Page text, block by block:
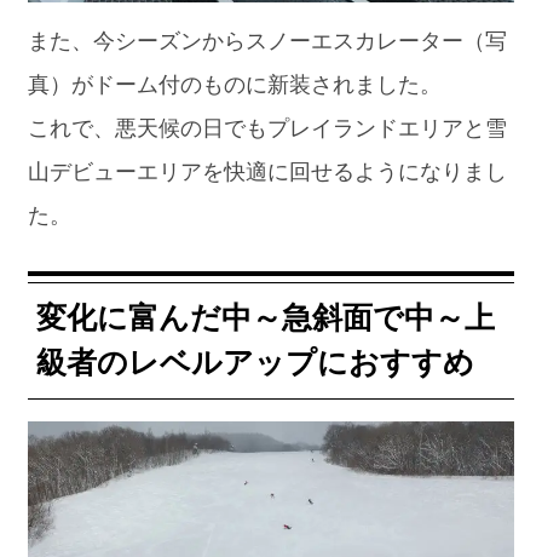
また、今シーズンからスノーエスカレーター（写
真）がドーム付のものに新装されました。
これで、悪天候の日でもプレイランドエリアと雪
山デビューエリアを快適に回せるようになりまし
た。
変化に富んだ中～急斜面で中～上
級者のレベルアップにおすすめ